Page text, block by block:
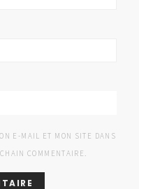
E-MAIL ET MON SITE DANS
COMMENTAIRE.